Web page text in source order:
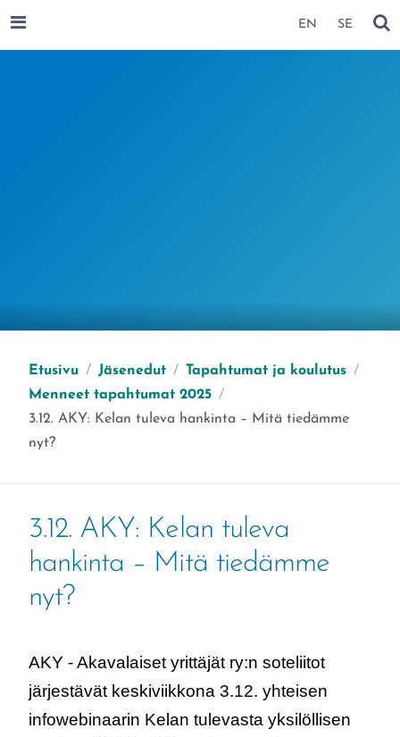
SIIRRY SIVUN SISÄLTÖÖN EN SE
Etusivu / Jäsenedut / Tapahtumat ja koulutus /
Menneet tapahtumat 2025 /
Olet täällä:
3.12. AKY: Kelan tuleva hankinta – Mitä tiedämme
nyt?
3.12. AKY: Kelan tuleva
hankinta – Mitä tiedämme
nyt?
AKY - Akavalaiset yrittäjät ry:n soteliitot
järjestävät keskiviikkona 3.12. yhteisen
infowebinaarin Kelan tulevasta yksilöllisen